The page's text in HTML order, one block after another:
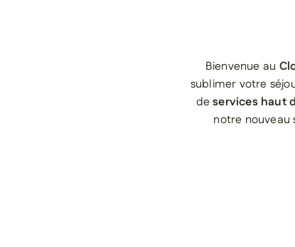
Bienvenue au
sublimer votre
deservices haut
notre nouveau